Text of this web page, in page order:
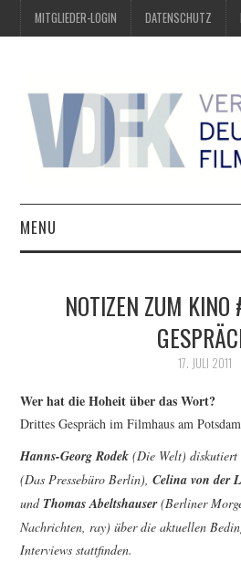
MITGLIEDER-LOGIN DATENSCHUTZ
MENU
PREIS DER DEUTSCHEN
FESTIVALPREISE
S. KRACAUER PREIS
WOCHE DER KRITIK
NOTIZEN ZUM KINO
17. JULI 2011
Wer hat die Hoheit über das Wort?
Drittes Gespräch im Filmhaus am
Hanns-Georg Rodek (Die Welt)
(Das Pressebüro Berlin),Celina von der
und Thomas Abeltshauser(Berliner
Nachrichten, ray) über die aktuellen
Interviews stattfinden.